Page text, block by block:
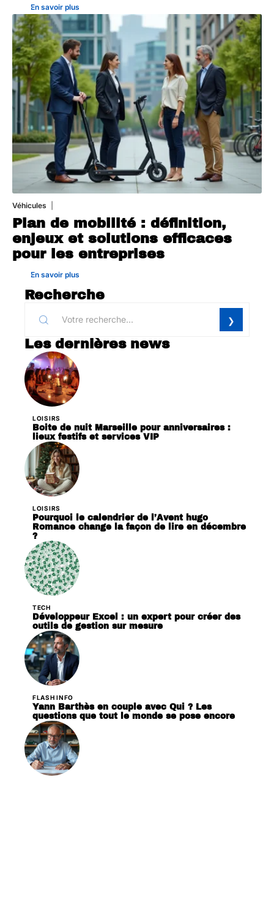
En savoir plus
Véhicules
Plan de mobilité : définition,
enjeux et solutions efficaces
pour les entreprises
En savoir plus
Recherche
Les dernières news
LOISIRS
Boite de nuit Marseille pour anniversaires :
lieux festifs et services VIP
LOISIRS
Pourquoi le calendrier de l’Avent hugo
Romance change la façon de lire en décembre
?
TECH
Développeur Excel : un expert pour créer des
outils de gestion sur mesure
FLASH INFO
Yann Barthès en couple avec Qui ? Les
questions que tout le monde se pose encore